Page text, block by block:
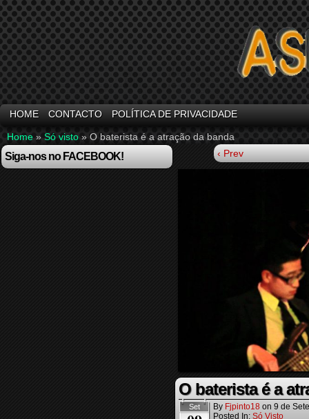
HOME CONTACTO POLÍTICA DE PRIVACIDADE
Home » Só visto » O baterista é a atração da banda
Siga-nos no FACEBOOK! ‹ Prev
O baterista é a
Set By Fjpinto18 on 9 de
Posted In: Só Visto